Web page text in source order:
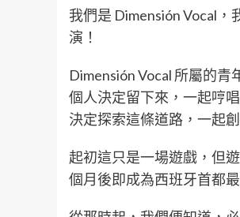
我們是 Dimensión Vocal
演！
Dimensión Vocal 所屬的
個人決定留下來，一起哼
決定探索這條道路，一起
起初這只是一場遊戲，但
個月後即成為西班牙首都